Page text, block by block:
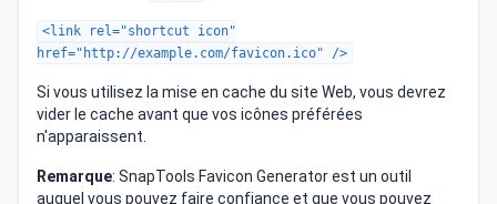
<link rel="shortcut icon"
href="http://example.com/favicon.ico" />
Si vous utilisez la mise en cache du site Web, vous devrez
vider le cache avant que vos icônes préférées
n'apparaissent.
Remarque: SnapTools Favicon Generator est un outil
auquel vous pouvez faire confiance et que vous pouvez